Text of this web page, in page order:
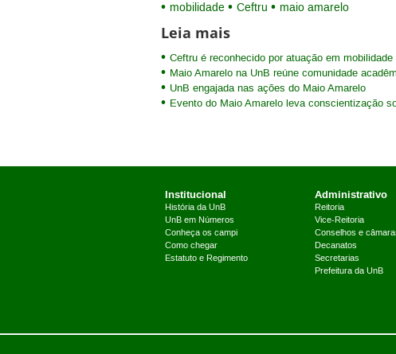
mobilidade Ceftru maio amarelo
Leia mais
Ceftru é reconhecido por atuação em mobilidade
Maio Amarelo na UnB reúne comunidade
UnB engajada nas ações do Maio Amarelo
Evento do Maio Amarelo leva conscientização
Institucional
História da UnB
UnB em Números
Conheça os campi
Como chegar
Estatuto e Regimento
Administrativo
Reitoria
Vice-Reitoria
Conselhos e
Decanatos
Secretarias
Prefeitura da UnB